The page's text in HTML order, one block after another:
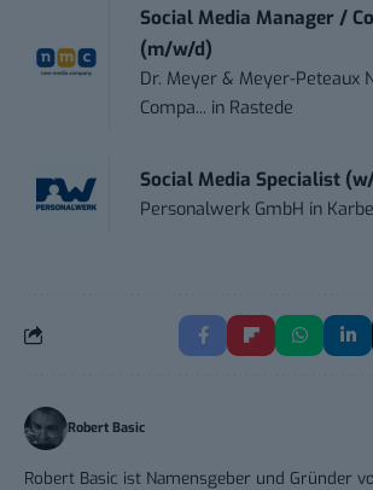
Social Media Manager /
(m/w/d)
Dr. Meyer & Meyer-Peteaux
Compa... in Rastede
Social Media Specialist
Personalwerk GmbH in
Robert Basic
Robert Basic ist Namensgeber und Gründer